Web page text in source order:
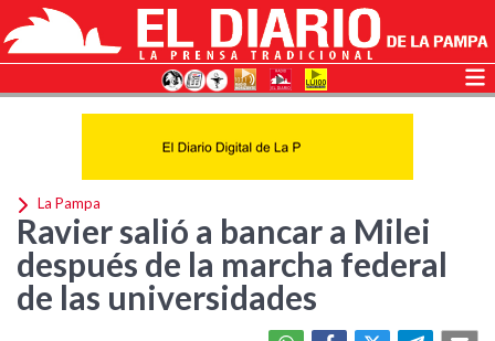
La Pampa
Ravier salió a bancar a Milei
después de la marcha federal
de las universidades